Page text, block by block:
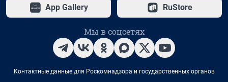
App Gallery RuStore
Мы в соцсетях
Контактные данные для Роскомнадзора и государственных органов